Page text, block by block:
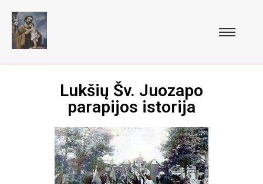
Lukšių Šv. Juozapo
parapijos istorija